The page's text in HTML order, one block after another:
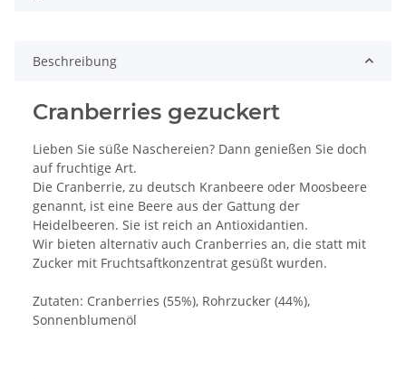
Beschreibung
Cranberries gezuckert
Lieben Sie süße Naschereien? Dann genießen Sie doch
auf fruchtige Art.
Die Cranberrie, zu deutsch Kranbeere oder Moosbeere
genannt, ist eine Beere aus der Gattung der
Heidelbeeren. Sie ist reich an Antioxidantien.
Wir bieten alternativ auch Cranberries an, die statt mit
Zucker mit Fruchtsaftkonzentrat gesüßt wurden.
Zutaten: Cranberries (55%), Rohrzucker (44%),
Sonnenblumenöl